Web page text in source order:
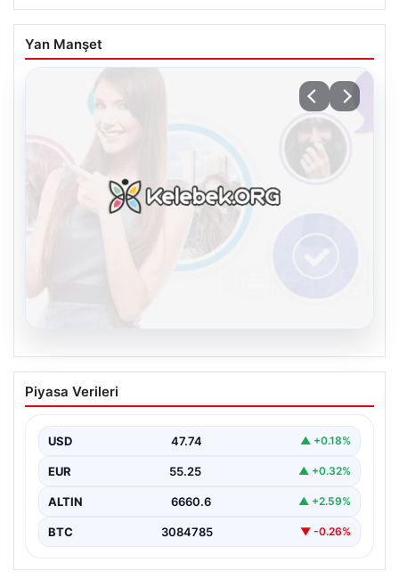
Yan Manşet
Kelebek.Org İle Dijital İletişimin Seviyeli
Adresi Ve Chat Deneyimi
iletişim oluşturması büyük bir hassasiyet taşımaktadır.
Günümüzde birçok…
Piyasa Verileri
USD 47.74 ▲ +0.18%
EUR 55.25 ▲ +0.32%
ALTIN 6660.6 ▲ +2.59%
BTC 3084785 ▼ -0.26%